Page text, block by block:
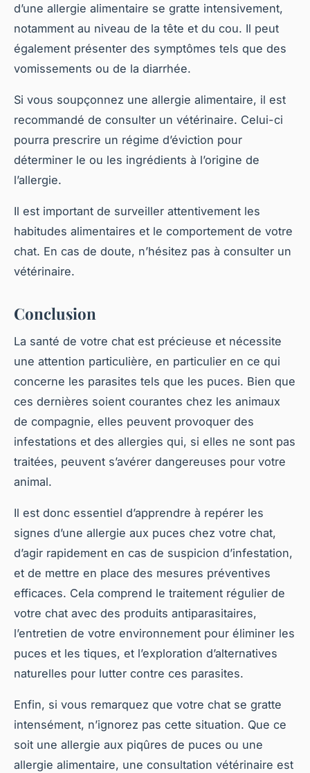
d’une allergie alimentaire se gratte intensivement,
notamment au niveau de la tête et du cou. Il peut
également présenter des symptômes tels que des
vomissements ou de la diarrhée.
Si vous soupçonnez une allergie alimentaire, il est
recommandé de consulter un vétérinaire. Celui-ci
pourra prescrire un régime d’éviction pour
déterminer le ou les ingrédients à l’origine de
l’allergie.
Il est important de surveiller attentivement les
habitudes alimentaires et le comportement de votre
chat. En cas de doute, n’hésitez pas à consulter un
vétérinaire.
Conclusion
La santé de votre chat est précieuse et nécessite
une attention particulière, en particulier en ce qui
concerne les parasites tels que les puces. Bien que
ces dernières soient courantes chez les animaux
de compagnie, elles peuvent provoquer des
infestations et des allergies qui, si elles ne sont pas
traitées, peuvent s’avérer dangereuses pour votre
animal.
Il est donc essentiel d’apprendre à repérer les
signes d’une allergie aux puces chez votre chat,
d’agir rapidement en cas de suspicion d’infestation,
et de mettre en place des mesures préventives
efficaces. Cela comprend le traitement régulier de
votre chat avec des produits antiparasitaires,
l’entretien de votre environnement pour éliminer les
puces et les tiques, et l’exploration d’alternatives
naturelles pour lutter contre ces parasites.
Enfin, si vous remarquez que votre chat se gratte
intensément, n’ignorez pas cette situation. Que ce
soit une allergie aux piqûres de puces ou une
allergie alimentaire, une consultation vétérinaire est